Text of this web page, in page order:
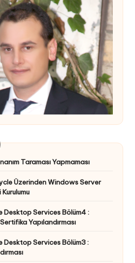
Taraması Yapmaması
Üzerinden Windows Server
Desktop Services Bölüm4 :
Yapılandırması
Desktop Services Bölüm3 :